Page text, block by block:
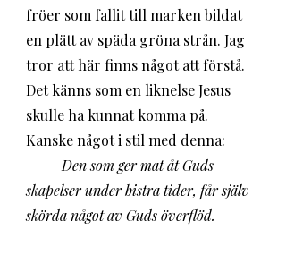
fröer som fallit till marken bildat
en plätt av späda gröna strån. Jag
tror att här finns något att förstå.
Det känns som en liknelse Jesus
skulle ha kunnat komma på.
Kanske något i stil med denna:
Den som ger mat åt Guds
skapelser under bistra tider, får själv
skörda något av Guds överflöd.